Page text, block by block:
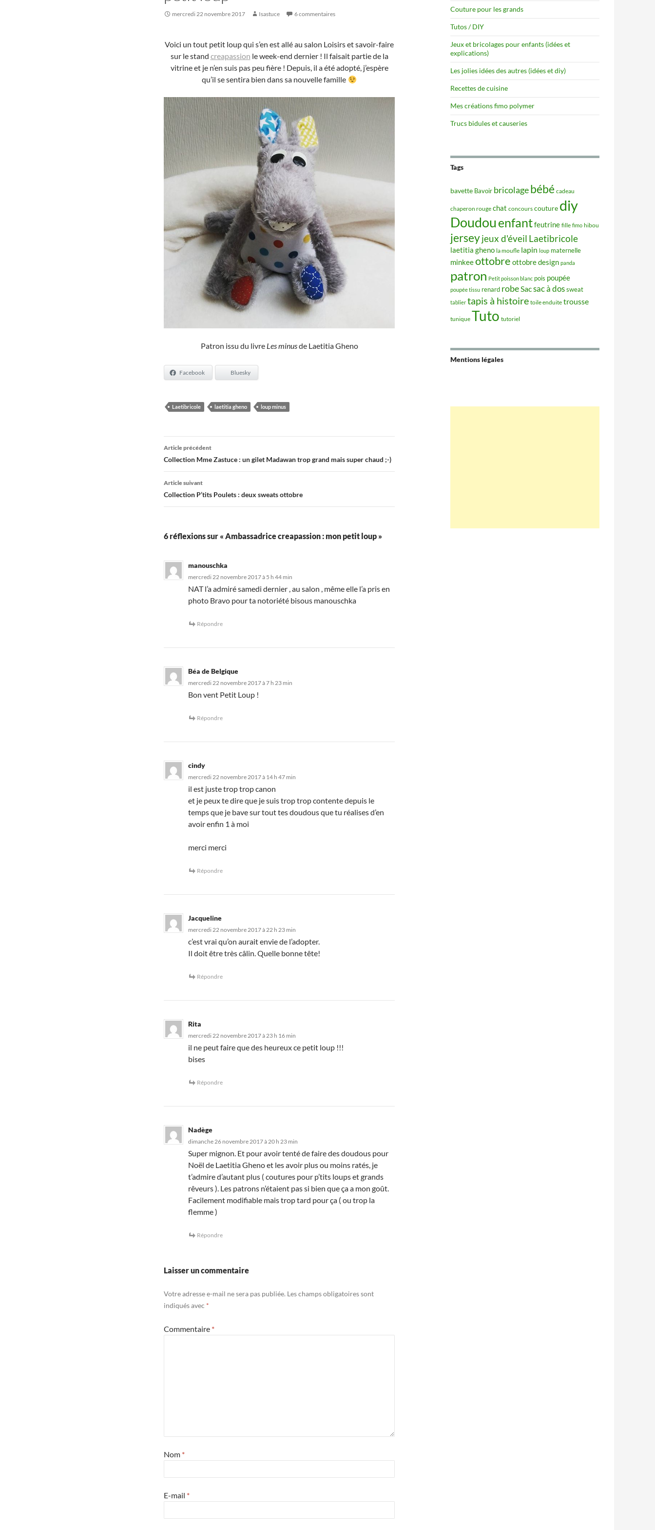
mercredi 22 novembre 2017 Isastuce 6 commentaires
Voici un tout petit loup qui s’en est allé au salon Loisirs et savoir-faire
sur le stand creapassion le week-end dernier ! Il faisait partie de la
vitrine et je n’en suis pas peu fière ! Depuis, il a été adopté, j’espère
qu’il se sentira bien dans sa nouvelle famille
Patron issu du livre Les minusde Laetitia Gheno
Facebook Bluesky
Laetibricole laetitia gheno loup minus
Navigation
des
articles
Article précédent
Collection Mme Zastuce : un gilet Madawan trop grand mais super chaud ;-)
Article suivant
Collection P’tits Poulets : deux sweats ottobre
6 réflexions sur « Ambassadrice creapassion : mon petit loup »
manouschka
mercredi 22 novembre 2017 à 5 h 44 min
NAT l’a admiré samedi dernier , au salon , même elle l’a pris en
photo Bravo pour ta notoriété bisous manouschka
Répondre
Béa de Belgique
mercredi 22 novembre 2017 à 7 h 23 min
Bon vent Petit Loup !
Répondre
cindy
mercredi 22 novembre 2017 à 14 h 47 min
il est juste trop trop canon
et je peux te dire que je suis trop trop contente depuis le
temps que je bave sur tout tes doudous que tu réalises d’en
avoir enfin 1 à moi
merci merci
Répondre
Jacqueline
mercredi 22 novembre 2017 à 22 h 23 min
c’est vrai qu’on aurait envie de l’adopter.
Il doit être très câlin. Quelle bonne tête!
Répondre
Rita
mercredi 22 novembre 2017 à 23 h 16 min
il ne peut faire que des heureux ce petit loup !!!
bises
Répondre
Nadège
dimanche 26 novembre 2017 à 20 h 23 min
Super mignon. Et pour avoir tenté de faire des doudous pour
Noël de Laetitia Gheno et les avoir plus ou moins ratés, je
t’admire d’autant plus ( coutures pour p’tits loups et grands
rêveurs ). Les patrons n’étaient pas si bien que ça a mon goût.
Facilement modifiable mais trop tard pour ça ( ou trop la
flemme )
Répondre
Laisser un commentaire
Votre adresse e-mail ne sera pas publiée. Les champs obligatoires sont
indiqués avec *
Commentaire *
Nom *
E-mail *
Couture pour les grands
Tutos / DIY
Jeux et bricolages pour enfants (idées et
explications)
Les jolies idées des autres (idées et diy)
Recettes de cuisine
Mes créations fimo polymer
Trucs bidules et causeries
Tags
bavette Bavoir bricolagebébé cadeau
chaperon rouge chat concours couture diy
Doudou enfantfeutrine fille fimo hibou
jerseyjeux d'éveil Laetibricole
laetitia gheno la moufle lapin loup maternelle
minkeeottobre ottobre design panda
patron Petit poisson blanc pois poupée
poupée tissu renard robeSacsac à dossweat
tablier tapis à histoire toile enduite trousse
tunique Tuto tutoriel
Mentions légales